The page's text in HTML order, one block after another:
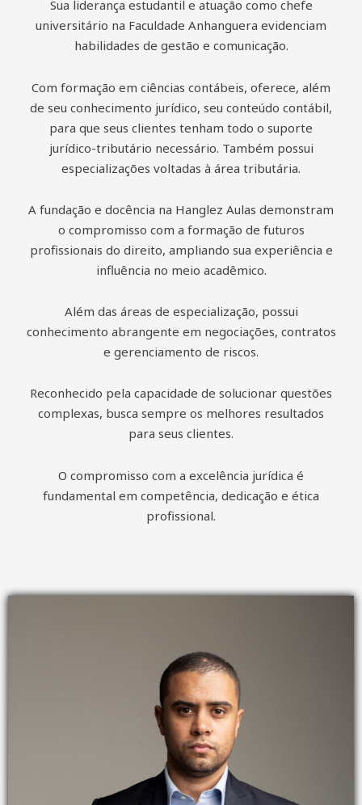
Sua liderança estudantil e atuação como chefe
universitário na Faculdade Anhanguera evidenciam
habilidades de gestão e comunicação.
Com formação em ciências contábeis, oferece, além
de seu conhecimento jurídico, seu conteúdo contábil,
para que seus clientes tenham todo o suporte
jurídico-tributário necessário. Também possui
especializações voltadas à área tributária.
A fundação e docência na Hanglez Aulas demonstram
o compromisso com a formação de futuros
profissionais do direito, ampliando sua experiência e
influência no meio acadêmico.
Além das áreas de especialização, possui
conhecimento abrangente em negociações, contratos
e gerenciamento de riscos.
Reconhecido pela capacidade de solucionar questões
complexas, busca sempre os melhores resultados
para seus clientes.
O compromisso com a excelência jurídica é
fundamental em competência, dedicação e ética
profissional.